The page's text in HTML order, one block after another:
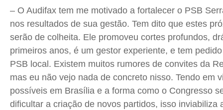
– O Audifax tem me motivado a fortalecer o PSB
nos resultados de sua gestão. Tem dito que estes
serão de colheita. Ele promoveu cortes profundos,
primeiros anos, é um gestor experiente, e tem
PSB local. Existem muitos rumores de convites da
mas eu não vejo nada de concreto nisso. Tendo em
possíveis em Brasília e a forma como o Congresso
dificultar a criação de novos partidos, isso inviabiliza